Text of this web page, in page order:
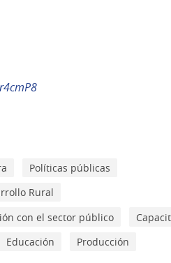
Políticas públicas
Rural
con el sector público
Educación Producción